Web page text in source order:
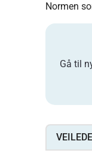
Normen
Gå til